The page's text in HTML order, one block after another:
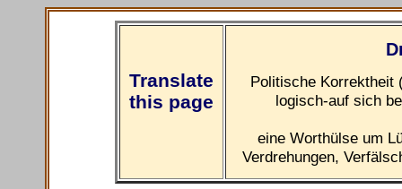
Translate
this page
Politische Korrektheit
logisch-auf sich
eine Worthülse um
Verdrehungen,